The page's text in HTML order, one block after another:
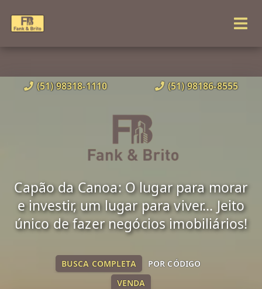
(51) 98318-1110 (51) 98186-8555
Capão da Canoa: O lugar para morar
e investir, um lugar para viver... Jeito
único de fazer negócios imobiliários!
VENDA
BUSCA COMPLETA POR CÓDIGO